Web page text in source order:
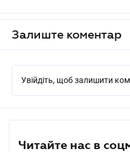
Залиште коментар
Увійдіть, щоб залишити
Читайте нас в